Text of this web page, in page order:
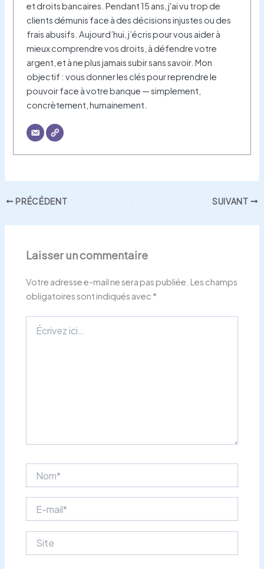
et droits bancaires. Pendant 15 ans, j'ai vu trop de
clients démunis face à des décisions injustes ou des
frais abusifs. Aujourd’hui, j’écris pour vous aider à
mieux comprendre vos droits, à défendre votre
argent, et à ne plus jamais subir sans savoir. Mon
objectif : vous donner les clés pour reprendre le
pouvoir face à votre banque — simplement,
concrètement, humainement.
PRÉCÉDENT SUIVANT
Laisser un commentaire
Votre adresse e-mail ne sera pas publiée. Les champs
obligatoires sont indiqués avec *
ici…
mail*